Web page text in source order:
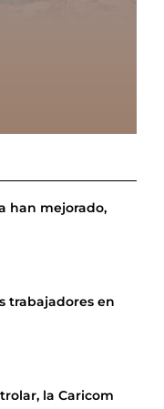
han mejorado,
trabajadores en
la Caricom